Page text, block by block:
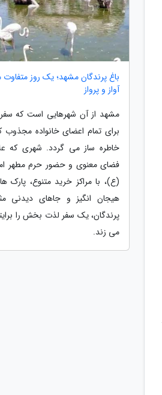
باغ پرندگان مشهد؛ یک روز متفاوت
آواز و پرواز
مشهد از آن شهرهایی است که
برای تمام اعضای خانواده مجذوب
خاطره ساز می گردد. شهری که
فضای معنوی و حضور حرم مطهر
(ع)، با مراکز خرید متنوع، پارک
هیجان انگیز و جاهای دیدنی
پرندگان، یک سفر لذت بخش را
می زند.